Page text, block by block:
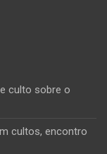
culto sobre o
cultos, encontro